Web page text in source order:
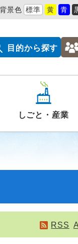
背景色 標準 黄 青
目的から探す
しごと・産業
RSS